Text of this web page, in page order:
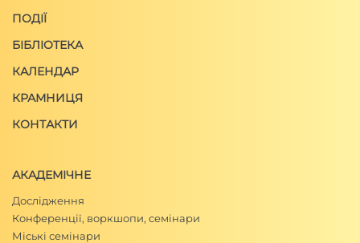
ПОДІЇ
БІБЛІОТЕКА
КАЛЕНДАР
КРАМНИЦЯ
КОНТАКТИ
АКАДЕМІЧНЕ
Дослідження
Конференції, воркшопи, семінари
Міські семінари